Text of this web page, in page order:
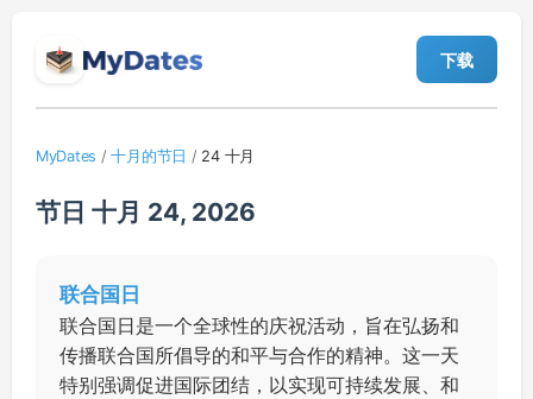
下载
MyDates /十月的节日 / 24 十月
节日 十月 24, 2026
联合国日
联合国日是一个全球性的庆祝活动，旨在弘扬和
传播联合国所倡导的和平与合作的精神。这一天
特别强调促进国际团结，以实现可持续发展、和